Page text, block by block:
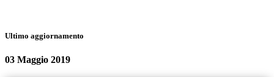
Ultimo aggiornamento
03 Maggio 2019